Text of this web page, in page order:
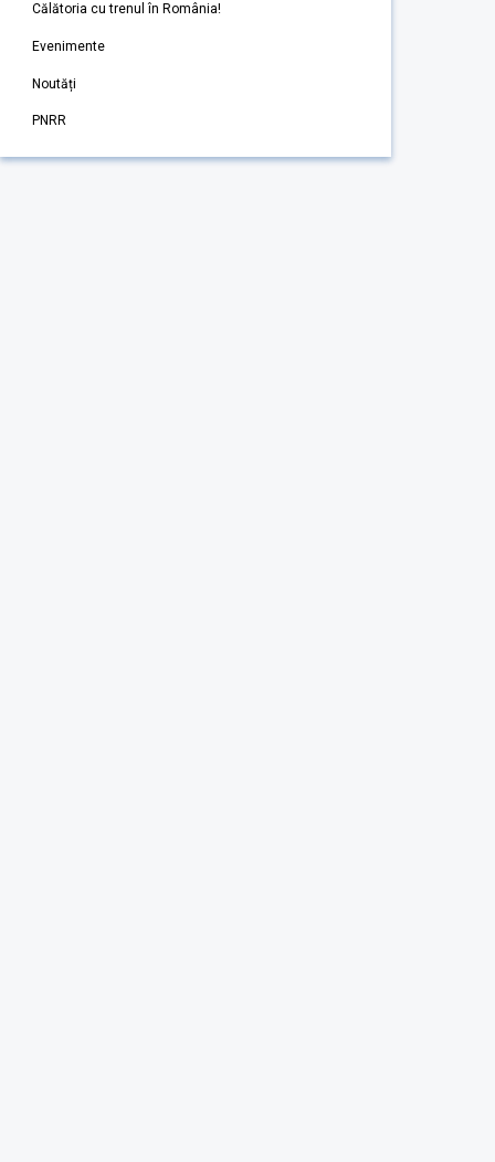
Călătoria cu trenul în România!
Evenimente
Noutăți
PNRR